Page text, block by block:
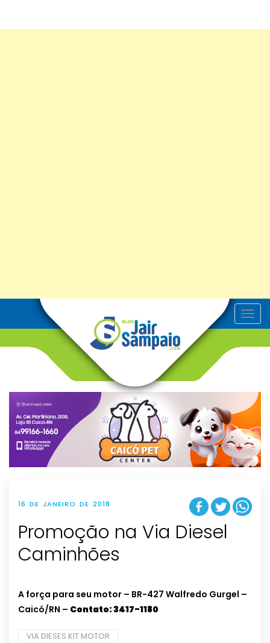
T
o
v
g
t
i
o
n
16 DE JANEIRO DE 2018
Promoção na Via Diesel
Caminhões
A força para seu motor – BR-427 Walfredo Gurgel –
Caicó/RN – Contato: 3417-1180
VIA DIESES KIT MOTOR